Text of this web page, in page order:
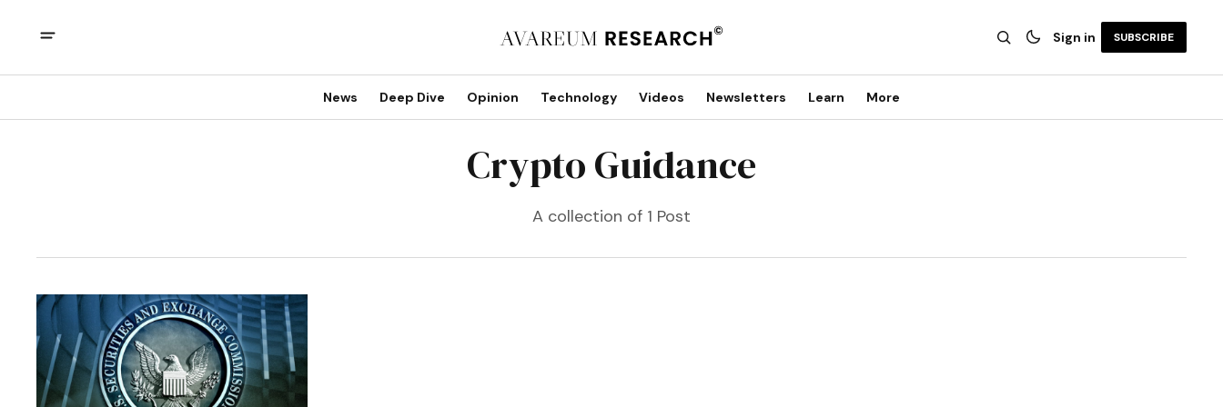
Sign in SUBSCRIBE
News Deep Dive Opinion Technology Videos Newsletters Learn More
Crypto Guidance
A collection of 1 Post